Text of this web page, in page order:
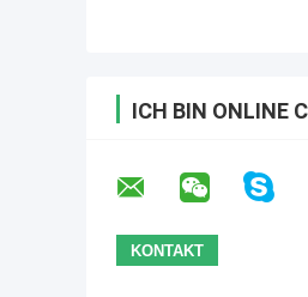
ICH BIN ONLINE